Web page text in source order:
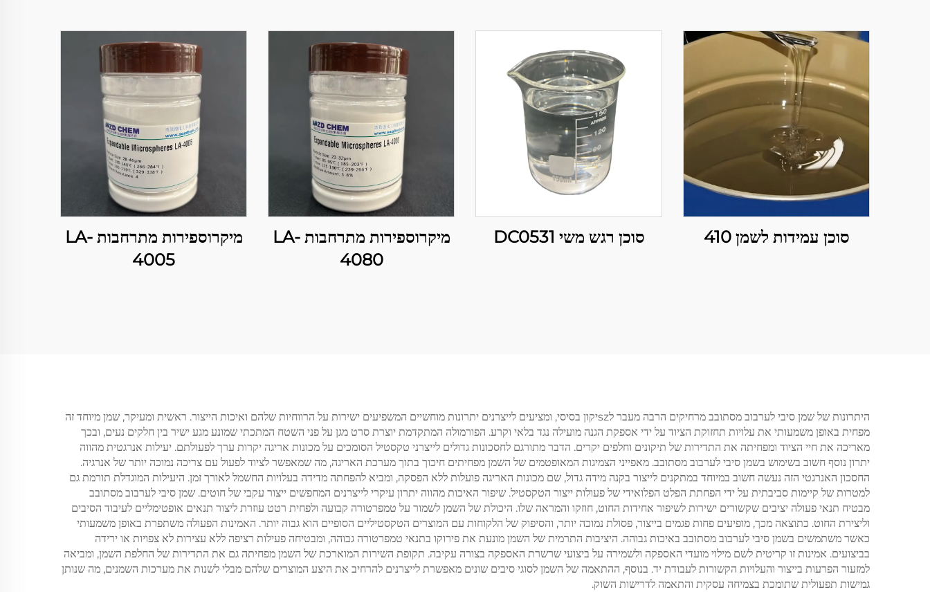
סוכן עמידות לשמן 410 סוכן רגש משי DC0531
מיקרוספירות מתרחבות LA-
4080
מיקרוספירות מתרחבות LA-
4005
היתרונות של שמן סיבי לערבוב מסתובב מרחיקים הרבה מעבר לszיקון בסיסי, ומציעים לייצרנים יתרונות מוחשיים המשפיעים ישירות על הרווחיות שלהם ואיכות הייצור. ראשית ומעיקר, שמן מיוחד זה
מפחית באופן משמעותי את עלויות תחזוקת הציוד על ידי אספקת הגנה מועילה נגד בלאי וקרע. הפורמולה המתקדמת יוצרת סרט מגן על פני השטח המתכתי שמונע מגע ישיר בין חלקים נעים, ובכך
מאריכה את חיי הציוד ומפחיתה את התדירות של תיקונים וחלפים יקרים. הדבר מתורגם לחסכונות גדולים לייצרני טקסטיל הסומכים על מכונות אריגה יקרות ערך לפעולתם. יעילות אנרגטית מהווה
יתרון נוסף חשוב בשימוש בשמן סיבי לערבוב מסתובב. מאפייני הצמיגות המאופטמים של השמן מפחיתים חיכוך בתוך מערכת האריגה, מה שמאפשר לציוד לפעול עם צריכה נמוכה יותר של אנרגיה.
החסכון האנרגטי הזה נעשה חשוב במיוחד במתקנים לייצור בקנה מידה גדול, שם מכונות האריגה פועלות ללא הפסקה, ומביא להפחתה מדידה בעלויות החשמל לאורך זמן. היעילות המוגדלת תורמת גם
למטרות של קיימות סביבתית על ידי הפחתת הפלט הפלואידי של פעולות ייצור הטקסטיל. שיפור האיכות מהווה יתרון עיקרי לייצרנים המחפשים ייצור עקבי של חוטים. שמן סיבי לערבוב מסתובב
מבטיח תנאי פעולה יציבים שקשורים ישירות לשיפור אחידות החוט, חוזקו והמראה שלו. היכולת של השמן לשמור על טמפרטורה קבועה ולפחית רטט עוזרת ליצור תנאים אופטימליים לעיבוד הסיבים
וליצירת החוט. כתוצאה מכך, מופיעים פחות פגמים בייצור, פסולת נמוכה יותר, והסיפוק של הלקוחות עם המוצרים הטקסטיליים הסופיים הוא גבוה יותר. האמינות הפעולה משתפרת באופן משמעותי
כאשר משתמשים בשמן סיבי לערבוב מסתובב באיכות גבוהה. היציבות התרמית של השמן מונעת את פירוקו בתנאי טמפרטורה גבוהה, ומבטיחה פעילות רציפה ללא עצירות לא צפויות או ירידה
בביצועים. אמינות זו קריטית לשם מילוי מועדי האספקה ולשמירה על ביצועי שרשרת האספקה בצורה עקיבה. תקופת השירות המוארכת של השמן מפחיתה גם את התדירות של החלפת השמן, ומביאה
למזעור הפרעות בייצור והעלויות הקשורות לעבודת יד. בנוסף, ההתאמה של השמן לסוגי סיבים שונים מאפשרת לייצרנים להרחיב את היצע המוצרים שלהם מבלי לשנות את מערכות השמנים, מה שנותן
גמישות תפעולית שתומכת בצמיחה עסקית והתאמה לדרישות השוק.